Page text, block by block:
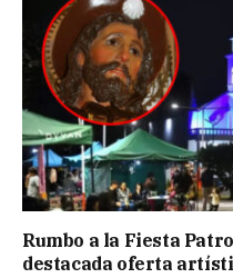
Rumbo a la Fiesta
destacada oferta